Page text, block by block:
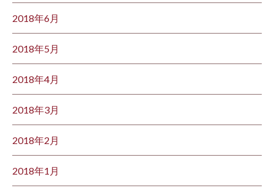
2018年6月
2018年5月
2018年4月
2018年3月
2018年2月
2018年1月